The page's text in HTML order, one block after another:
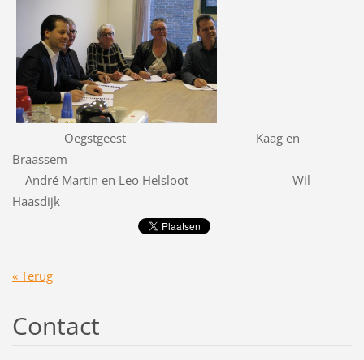
Oegstgeest Kaag en
Braassem
André Martin en Leo Helsloot Wil
Haasdijk
« Terug
Contact